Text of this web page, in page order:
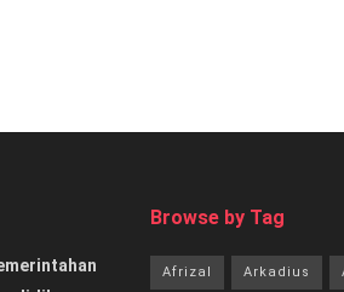
Browse by Tag
Afrizal Arkadius